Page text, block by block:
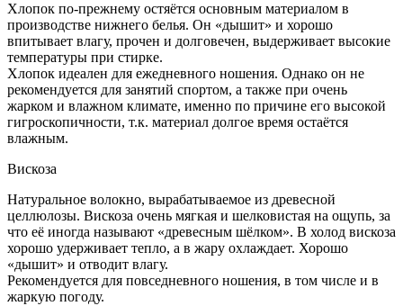
Хлопок по-прежнему остяётся основным материалом в
производстве нижнего белья. Он «дышит» и хорошо
впитывает влагу, прочен и долговечен, выдерживает высокие
температуры при стирке.
Хлопок идеален для ежедневного ношения. Однако он не
рекомендуется для занятий спортом, а также при очень
жарком и влажном климате, именно по причине его высокой
гигроскопичности, т.к. материал долгое время остаётся
влажным.
Вискоза
Натуральное волокно, вырабатываемое из древесной
целлюлозы. Вискоза очень мягкая и шелковистая на ощупь, за
что её иногда называют «древесным шёлком». В холод вискоза
хорошо удерживает тепло, а в жару охлаждает. Хорошо
«дышит» и отводит влагу.
Рекомендуется для повседневного ношения, в том числе и в
жаркую погоду.